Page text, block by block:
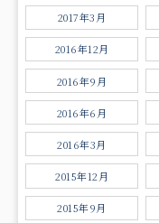
2017年3月
2016年12月
2016年9月
2016年6月
2016年3月
2015年12月
2015年9月